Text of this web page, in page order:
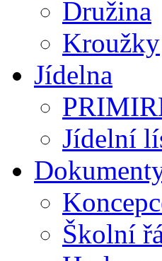
Družina
Kroužky
Jídelna
Jídelní
Školní